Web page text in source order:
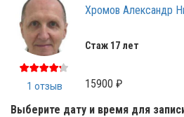
1 отзыв
Хромов Александр
Стаж 17 лет
15900 ₽
Выберите дату и время для